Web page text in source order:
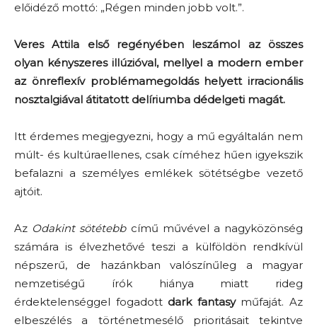
előidéző mottó: „Régen minden jobb volt.”.
Veres Attila első regényében leszámol az összes
olyan kényszeres illúzióval, mellyel a modern ember
az önreflexív problémamegoldás helyett irracionális
nosztalgiával átitatott delíriumba dédelgeti magát.
Itt érdemes megjegyezni, hogy a mű egyáltalán nem
múlt- és kultúraellenes, csak címéhez hűen igyekszik
befalazni a személyes emlékek sötétségbe vezető
ajtóit.
Az Odakint sötétebbcímű művével a nagyközönség
számára is élvezhetővé teszi a külföldön rendkívül
népszerű, de hazánkban valószínűleg a magyar
nemzetiségű írók hiánya miatt rideg
érdektelenséggel fogadott dark fantasyműfaját. Az
elbeszélés a történetmesélő prioritásait tekintve